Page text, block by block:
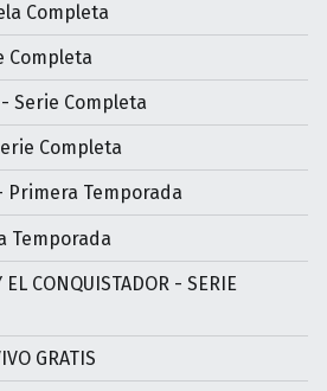
Completa
Completa
Serie Completa
Completa
Primera Temporada
Temporada
CONQUISTADOR - SERIE
GRATIS